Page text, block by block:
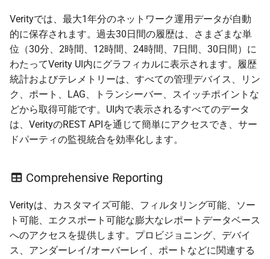
Verityでは、最大1年分のネットワーク運用データが自動
的に保存されます。過去30日間の履歴は、さまざまな単
位（30分、2時間、12時間、24時間、7日間、30日間）に
わたってVerity UI内にグラフィカルに表示されます。履歴
統計およびテレメトリーは、すべての管理デバイス、リン
ク、ポート、LAG、トランシーバー、スイッチポイントな
どから取得可能です。UI内で表示されるすべてのデータ
は、VerityのREST APIを通じて簡単にアクセスでき、サー
ドパーティの監視統合を効率化します。
Comprehensive Reporting
Verityは、カスタマイズ可能、フィルタリング可能、ソー
ト可能、エクスポート可能な膨大なレポートデータベース
へのアクセスを提供します。プロビジョニング、デバイ
ス、アンダーレイ/オーバーレイ、ポートなどに関連する